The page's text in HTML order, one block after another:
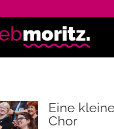
Eine
Chor